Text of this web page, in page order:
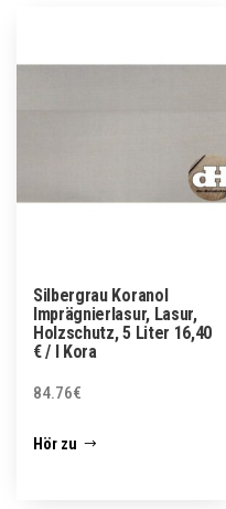
Silbergrau Koranol
Imprägnierlasur, Lasur,
Holzschutz, 5 Liter 16,40
€ / l Kora
84.76€
Hör zu